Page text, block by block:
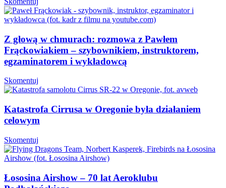
Z głową w chmurach: rozmowa z Pawłem
Frąckowiakiem – szybownikiem, instruktorem,
egzaminatorem i wykładowcą
Skomentuj
Katastrofa Cirrusa w Oregonie była działaniem
celowym
Skomentuj
Łososina Airshow – 70 lat Aeroklubu